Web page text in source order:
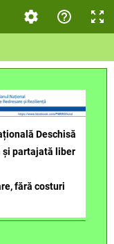
Deschisă
și partajată liber
fără costuri